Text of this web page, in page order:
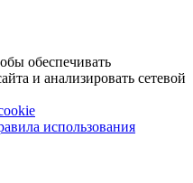
обеспечивать
и анализировать сетевой
использования